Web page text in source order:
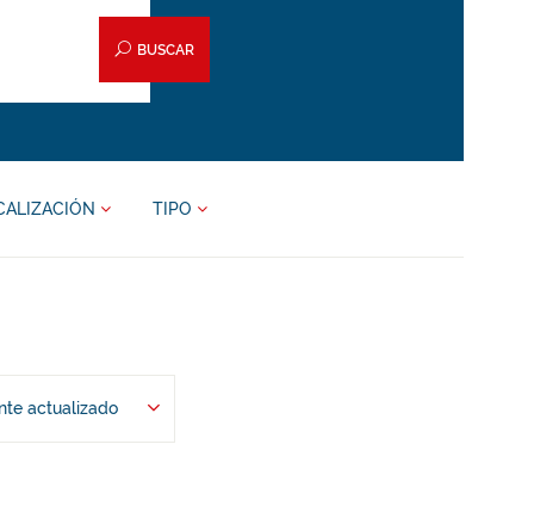
BUSCAR
TIPO
actualizado